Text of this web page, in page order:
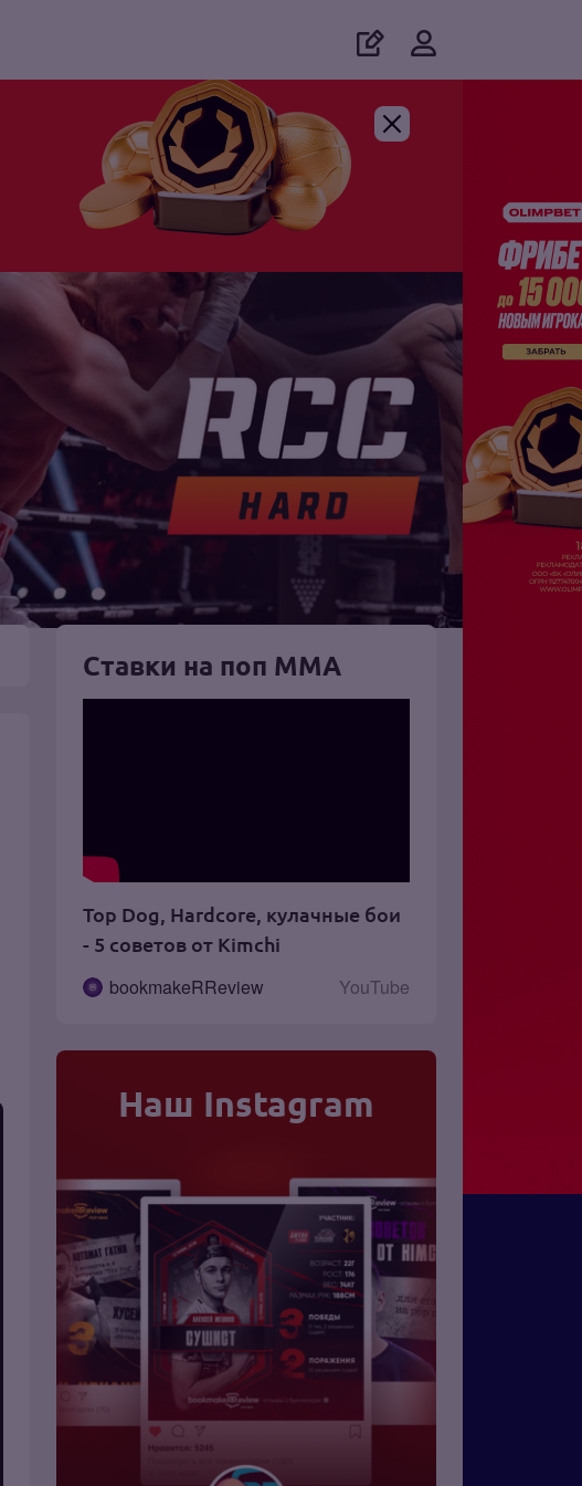
Ставки на поп ММА
Top Dog, Hardcore, кулачные бои
- 5 советов от Kimchi
bookmakeRReview YouTube
Наш Instagram